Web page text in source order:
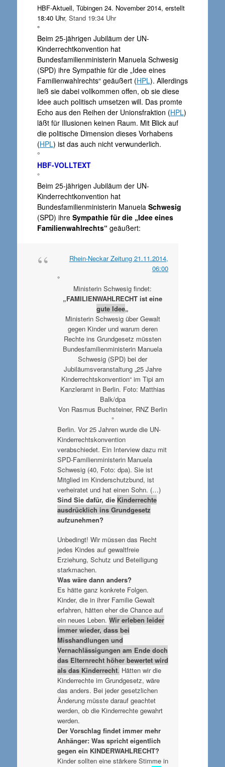
HBF-Aktuell, Tübingen 24. November 2014, erstellt
18:40 Uhr, Stand 19:34 Uhr
°
Beim 25-jährigen Jubiläum der UN-
Kinderrechtkonvention hat
Bundesfamilienministerin Manuela Schwesig
(SPD) ihre Sympathie für die „Idee eines
Familienwahlrechts“ geäußert (HPL). Allerdings
ließ sie dabei vollkommen offen, ob sie diese
Idee auch politisch umsetzen will. Das promte
Echo aus den Reihen der Unionsfraktion (HPL)
läßt für Illusionen keinen Raum. Mit Blick auf
die politische Dimension dieses Vorhabens
(HPL) ist das auch nicht verwunderlich.
°
HBF-VOLLTEXT
°
Beim 25-jährigen Jubiläum der UN-
Kinderrechtkonvention hat
Bundesfamilienministerin Manuela Schwesig
(SPD) ihre Sympathie für die „Idee eines
Familienwahlrechts“ geäußert:
Rhein-Neckar Zeitung 21.11.2014,
06:00
°
Ministerin Schwesig findet:
„FAMILIENWAHLRECHT ist eine
gute Idee„
Ministerin Schwesig über Gewalt
gegen Kinder und warum deren
Rechte ins Grundgesetz müssten
Bundesfamilienministerin Manuela
Schwesig (SPD) bei der
Jubiläumsveranstaltung „25 Jahre
Kinderrechtskonvention“ im Tipi am
Kanzleramt in Berlin. Foto: Matthias
Balk/dpa
Von Rasmus Buchsteiner, RNZ Berlin
°
Berlin. Vor 25 Jahren wurde die UN-
Kinderrechtskonvention
verabschiedet. Ein Interview dazu mit
SPD-Familienministerin Manuela
Schwesig (40, Foto: dpa). Sie ist
Mitglied im Kinderschutzbund, ist
verheiratet und hat einen Sohn. (…)
Sind Sie dafür, die Kinderrechte
ausdrücklich ins Grundgesetz
aufzunehmen?
Unbedingt! Wir müssen das Recht
jedes Kindes auf gewaltfreie
Erziehung, Schutz und Beteiligung
starkmachen.
Was wäre dann anders?
Es hätte ganz konkrete Folgen.
Kinder, die in ihrer Familie Gewalt
erfahren, hätten eher die Chance auf
ein neues Leben. Wir erleben leider
immer wieder, dass bei
Misshandlungen und
Vernachlässigungen am Ende doch
das Elternrecht höher bewertet wird
als das Kinderrecht. Hätten wir die
Kinderrechte im Grundgesetz, wäre
das anders. Bei jeder gesetzlichen
Änderung müsste darauf geachtet
werden, ob die Kinderrechte gewahrt
werden.
Der Vorschlag findet immer mehr
Anhänger: Was spricht eigentlich
gegen ein KINDERWAHLRECHT?
Kinder sollten eine stärkere Stimme in